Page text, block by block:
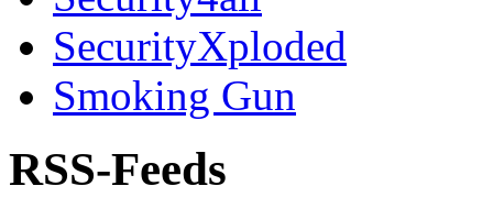
SecurityXploded
Smoking Gun
RSS-Feeds